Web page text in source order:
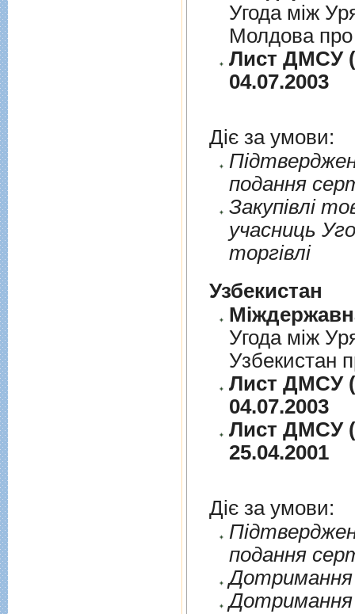
Угода між
Молдова про
Лист ДМСУ
04.07.2003
Діє за умови:
подання
Закупiвлi
учасниць
торгiвлi
Узбекистан
Угода між
Узбекистан
Лист ДМСУ
04.07.2003
Лист ДМСУ
25.04.2001
Діє за умови:
подання
Дотримання
Дотримання